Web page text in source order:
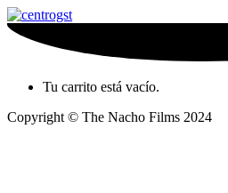
Tu carrito está vacío.
Copyright © The Nacho Films 2024